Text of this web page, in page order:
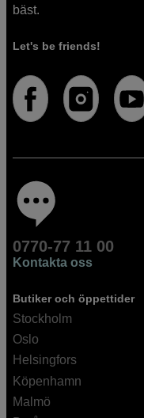
bäst.
Let's be friends!
0770-77 11 00
Kontakta oss
Butiker och öppettider
Stockholm
Oslo
Helsingfors
Köpenhamn
Malmö